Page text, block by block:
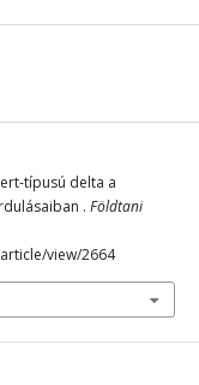
típusú delta a
. Földtani
view/2664